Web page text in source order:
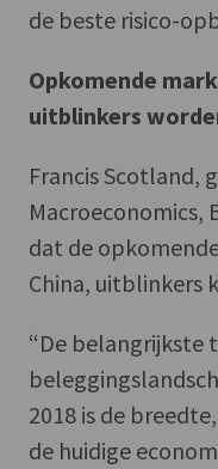
de beste risico-
Opkomende
uitblinkers
Francis Scotland,
Macroeconomics,
dat de
China, uitblinkers
“De belangrijkste
2018 is de
de huidige